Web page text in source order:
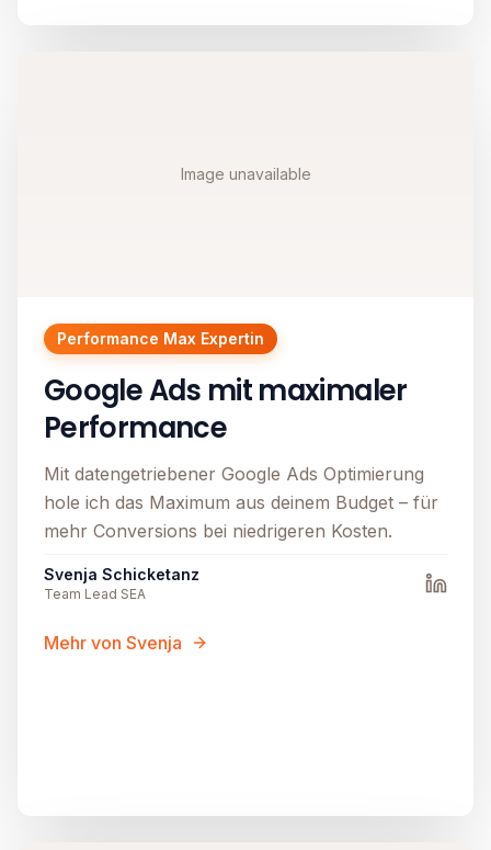
Image unavailable
Performance Max Expertin
Google Ads mit maximaler
Performance
Mit datengetriebener Google Ads Optimierung
hole ich das Maximum aus deinem Budget – für
mehr Conversions bei niedrigeren Kosten.
Svenja Schicketanz
Team Lead SEA
Mehr von Svenja